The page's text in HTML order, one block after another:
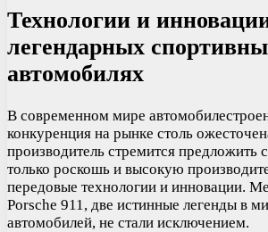
Технологии и
легендарных
автомобилях
В современном мире
конкуренция на рынке столь
производитель стремится предложить
только роскошь и высокую
передовые технологии и инновации.
Porsche 911, две истинные легенды в
автомобилей, не стали исключением.